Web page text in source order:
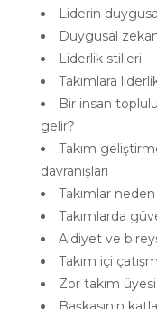
Liderin
Duygusal
Liderlik stilleri
Takımlara
Bir insan
gelir?
Takım
davranışları
Takımlar neden
Takımlarda
Aidiyet ve
Takım içi
Zor takım üyesi